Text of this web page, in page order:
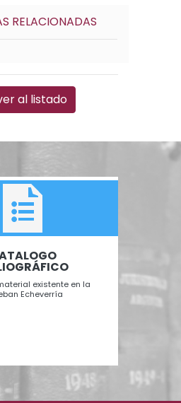
RELACIONADAS
al listado
existente en la
Echeverría